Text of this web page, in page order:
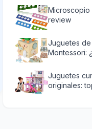
review
Juguetes
Montessori:
Juguetes
originales: